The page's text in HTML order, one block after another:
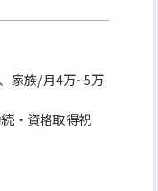
家族/月4万~5万
・資格取得祝